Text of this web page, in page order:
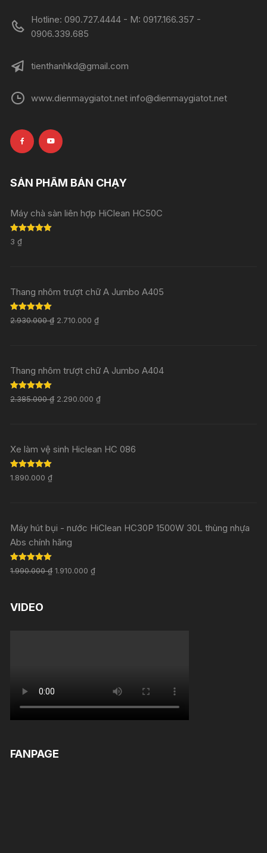
Hotline: 090.727.4444 - M: 0917.166.357 -
0906.339.685
tienthanhkd@gmail.com
www.dienmaygiatot.net info@dienmaygiatot.net
SẢN PHẨM BÁN CHẠY
Máy chà sàn liên hợp HiClean HC50C
Rated
out of 5
3₫
Thang nhôm trượt chữ A Jumbo A405
Rated 5.00
out of 5
2.930.000₫ 2.710.000₫
Thang nhôm trượt chữ A Jumbo A404
Rated 5.00
out of 5
2.385.000₫ 2.290.000₫
Xe làm vệ sinh Hiclean HC 086
Rated 5.00
out of 5
1.890.000₫
Máy hút bụi - nước HiClean HC30P 1500W 30L thùng nhựa
Abs chính hãng
Rated 5.00
out of 5
1.990.000₫ 1.910.000₫
VIDEO
FANPAGE